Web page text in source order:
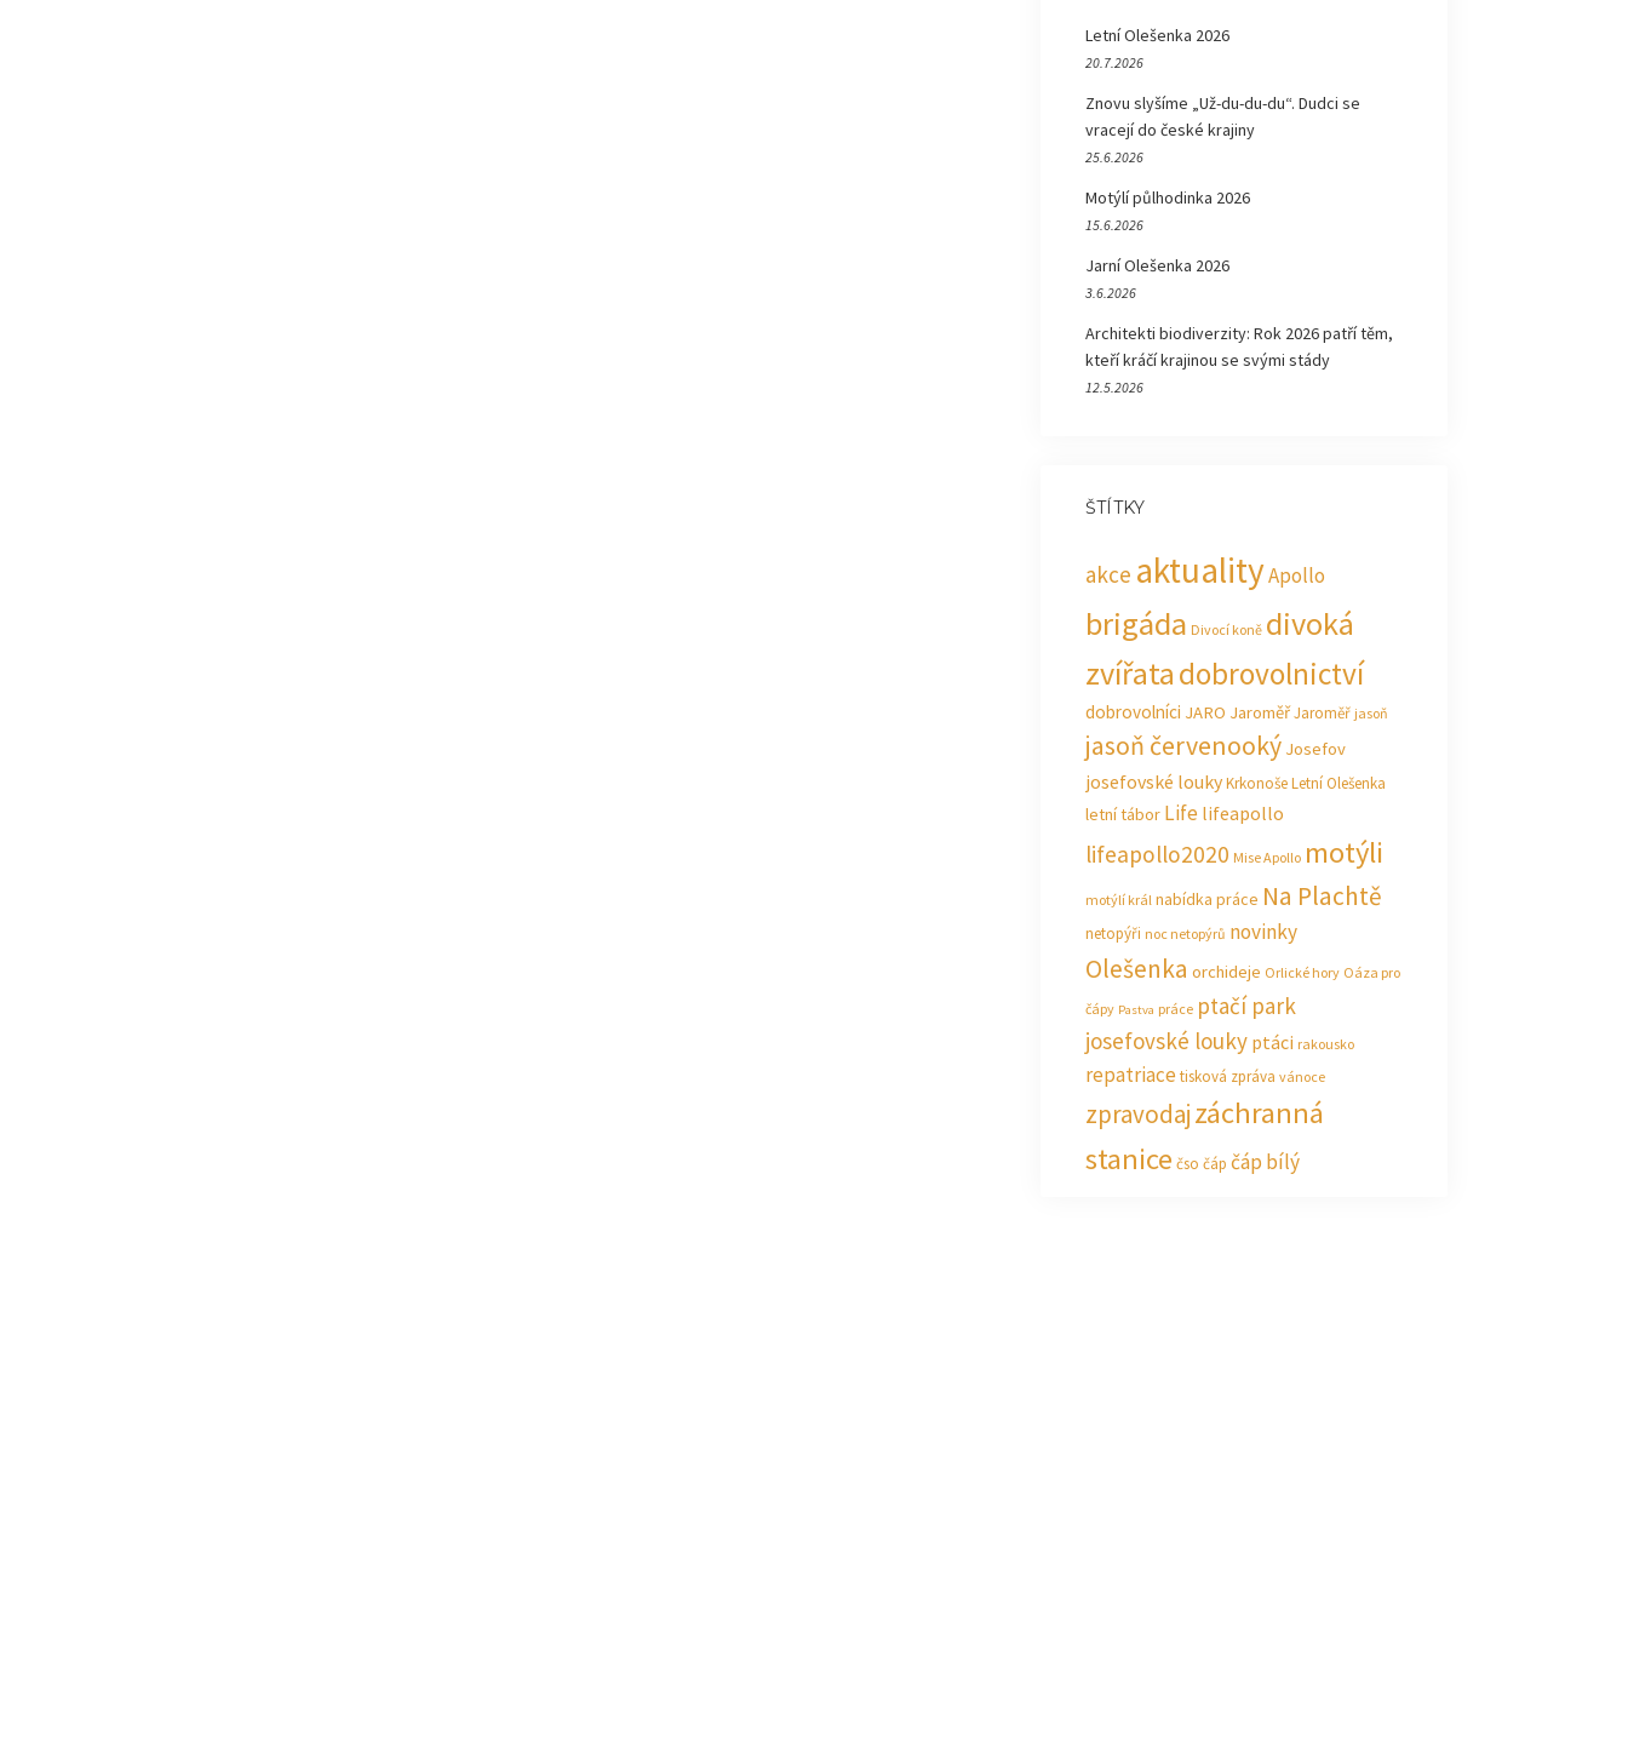
Letní Olešenka 2026
20.7.2026
Znovu slyšíme „Už-du-du-du“. Dudci se
vracejí do české krajiny
25.6.2026
Motýlí půlhodinka 2026
15.6.2026
Jarní Olešenka 2026
3.6.2026
Architekti biodiverzity: Rok 2026 patří těm,
kteří kráčí krajinou se svými stády
12.5.2026
ŠTÍTKY
akce aktualityApollo
brigáda Divocí koně divoká
zvířatadobrovolnictví
dobrovolníci JARO JaroměřJaroměř jasoň
jasoň červenooký Josefov
josefovské loukyKrkonošeLetní Olešenka
letní tábor Life lifeapollo
lifeapollo2020 Mise Apollo motýli
motýlí král nabídka práce Na Plachtě
netopýři noc netopýrů novinky
Olešenka orchideje Orlické hory Oáza pro
čápy Pastva práce ptačí park
josefovské louky ptáci rakousko
repatriacetisková zpráva vánoce
zpravodajzáchranná
stanice čso čáp čáp bílý